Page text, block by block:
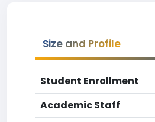
Size and Profile
Student Enrollment
Academic Staff